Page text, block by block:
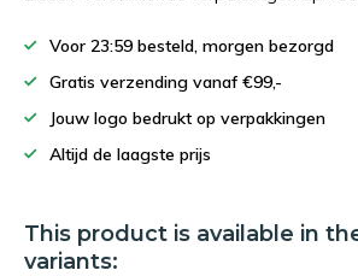
Voor 23:59 besteld, morgen bezorgd
Gratis verzending vanaf €99,-
Jouw logo bedrukt op verpakkingen
Altijd de laagste prijs
This product is available in
variants: